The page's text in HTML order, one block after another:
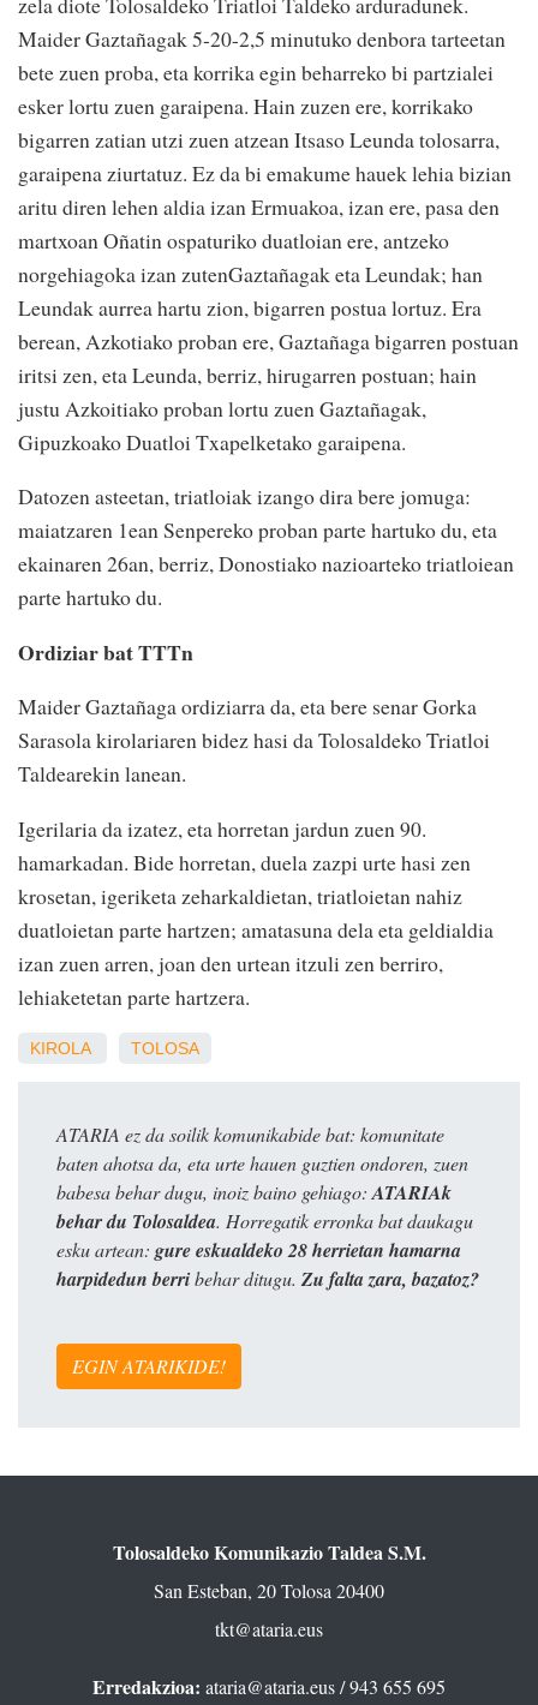
Maider Gaztañagak 5-20-2,5 minutuko denbora tarteetan
bete zuen proba, eta korrika egin beharreko bi partzialei
esker lortu zuen garaipena. Hain zuzen ere, korrikako
bigarren zatian utzi zuen atzean Itsaso Leunda tolosarra,
garaipena ziurtatuz. Ez da bi emakume hauek lehia bizian
aritu diren lehen aldia izan Ermuakoa, izan ere, pasa den
martxoan Oñatin ospaturiko duatloian ere, antzeko
norgehiagoka izan zutenGaztañagak eta Leundak; han
Leundak aurrea hartu zion, bigarren postua lortuz. Era
berean, Azkotiako proban ere, Gaztañaga bigarren postuan
iritsi zen, eta Leunda, berriz, hirugarren postuan; hain
justu Azkoitiako proban lortu zuen Gaztañagak,
Gipuzkoako Duatloi Txapelketako garaipena.
Datozen asteetan, triatloiak izango dira bere jomuga:
maiatzaren 1ean Senpereko proban parte hartuko du, eta
ekainaren 26an, berriz, Donostiako nazioarteko triatloiean
parte hartuko du.
Ordiziar bat TTTn
Maider Gaztañaga ordiziarra da, eta bere senar Gorka
Sarasola kirolariaren bidez hasi da Tolosaldeko Triatloi
Taldearekin lanean.
Igerilaria da izatez, eta horretan jardun zuen 90.
hamarkadan. Bide horretan, duela zazpi urte hasi zen
krosetan, igeriketa zeharkaldietan, triatloietan nahiz
duatloietan parte hartzen; amatasuna dela eta geldialdia
izan zuen arren, joan den urtean itzuli zen berriro,
lehiaketetan parte hartzera.
KIROLA TOLOSA
ATARIA ez da soilik komunikabide bat: komunitate
baten ahotsa da, eta urte hauen guztien ondoren, zuen
babesa behar dugu, inoiz baino gehiago:ATARIAk
behar du Tolosaldea. Horregatik erronka bat daukagu
esku artean: gure eskualdeko 28 herrietan hamarna
harpidedun berribehar ditugu. Zu falta zara, bazatoz?
EGIN ATARIKIDE!
Tolosaldeko Komunikazio Taldea S.M.
San Esteban, 20 Tolosa 20400
tkt@ataria.eus
Erredakzioa: ataria@ataria.eus/ 943 655 695